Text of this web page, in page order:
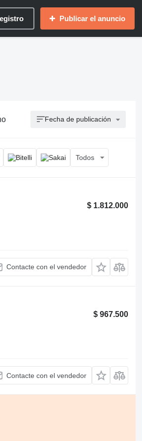
Publicar el anuncio
Fecha de publicación
Todos
$ 1.812.000
Contacte con el vendedor
$ 967.500
Contacte con el vendedor